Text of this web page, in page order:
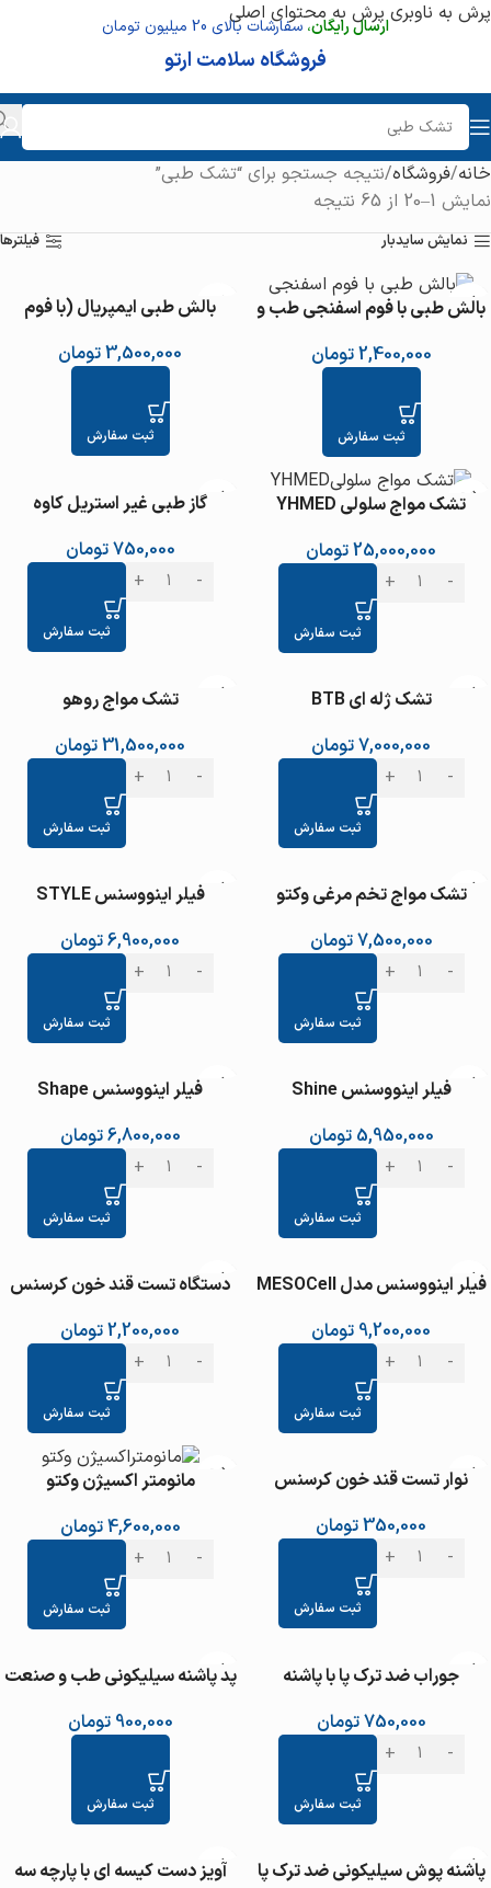
پرش به ناوبریپرش به محتوای اصلی
ارسال رایگان، سفارشات بالای 20 میلیون تومان
فروشگاه سلامت ارتو
خانه فروشگاه نتیجه جستجو برای “تشک طبی”
نمایش 1–20 از 65 نتیجه
نمایش سایدبار فیلترها
بالش طبی با فوم اسفنجی طب و
2,400,000تومان
ثبت سفارش
بالش طبی ایمپریال (با فوم
51300
3,500,000تومان
ثبت سفارش
تشک مواج سلولی YHMED
25,000,000تومان
ثبت سفارش
گاز طبی غیر استریل کاوه
750,000تومان
ثبت سفارش
تشک ژله ای BTB
7,000,000تومان
ثبت سفارش
تشک مواج روهو
31,500,000تومان
ثبت سفارش
تشک مواج تخم مرغی وکتو
7,500,000تومان
ثبت سفارش
فیلر اینووسنس STYLE
6,900,000تومان
ثبت سفارش
فیلر اینووسنس Shine
5,950,000 تومان
ثبت سفارش
فیلر اینووسنس Shape
6,800,000تومان
ثبت سفارش
فیلر اینووسنس مدل MESOCell
9,200,000 تومان
ثبت سفارش
دستگاه تست قند خون کرسنس
2,200,000تومان
ثبت سفارش
نوار تست قند خون کرسنس
350,000تومان
ثبت سفارش
مانومتر اکسیژن وکتو
4,600,000تومان
ثبت سفارش
جوراب ضد ترک پا با پاشنه
82300
750,000تومان
ثبت سفارش
پد پاشنه سیلیکونی طب و صنعت
900,000 تومان
ثبت سفارش
پاشنه پوش سیلیکونی ضد ترک پا
آویز دست کیسه ای با پارچه سه